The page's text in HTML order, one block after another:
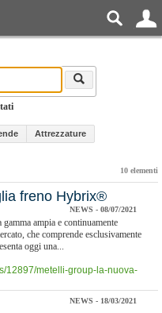
Attrezzature
10 elementi
freno Hybrix®
NEWS - 08/07/2021
ampia e continuamente
che comprende esclusivamente
oggi una...
12897/metelli-group-la-nuova-
NEWS - 18/03/2021